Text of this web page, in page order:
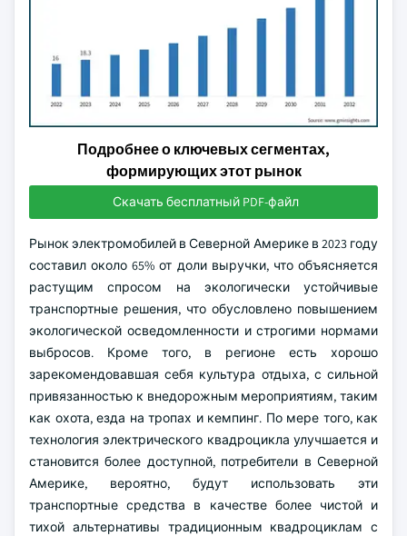
Подробнее о ключевых сегментах,
формирующих этот рынок
Скачать бесплатный PDF-файл
Рынок электромобилей в Северной Америке в 2023 году
составил около 65% от доли выручки, что объясняется
растущим спросом на экологически устойчивые
транспортные решения, что обусловлено повышением
экологической осведомленности и строгими нормами
выбросов. Кроме того, в регионе есть хорошо
зарекомендовавшая себя культура отдыха, с сильной
привязанностью к внедорожным мероприятиям, таким
как охота, езда на тропах и кемпинг. По мере того, как
технология электрического квадроцикла улучшается и
становится более доступной, потребители в Северной
Америке, вероятно, будут использовать эти
транспортные средства в качестве более чистой и
тихой альтернативы традиционным квадроциклам с